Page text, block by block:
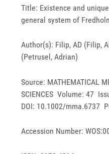
Title: Existence and
general system of
Author(s): Filip, AD (Filip,
(Petrusel, Adrian)
Source: MATHEMATICAL
SCIENCES Volume: 47
DOI: 10.1002/mma.6737
Accession Number: